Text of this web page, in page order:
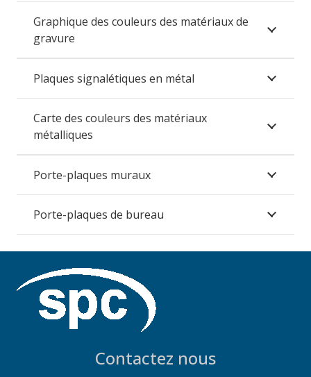
Graphique des couleurs des matériaux de
gravure
Plaques signalétiques en métal
Carte des couleurs des matériaux
métalliques
Porte-plaques muraux
Porte-plaques de bureau
Contactez nous